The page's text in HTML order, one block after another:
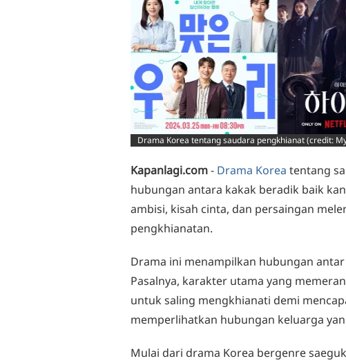
Drama Korea tentang saudara pengkhianat (credit:
Kapanlagi.com- Drama Korea tentang
hubungan antara kakak beradik baik
ambisi, kisah cinta, dan persaingan
pengkhianatan.
Drama ini menampilkan hubungan
Pasalnya, karakter utama yang
untuk saling mengkhianati demi
memperlihatkan hubungan keluarga
Mulai dari drama Korea bergenre